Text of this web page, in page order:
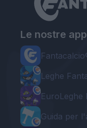
Le nostre app
Leghe
EuroLeghe
Guida per